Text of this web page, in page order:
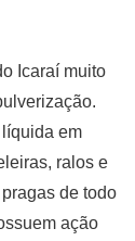
Icaraí muito
em
ralos e
de todo
ação